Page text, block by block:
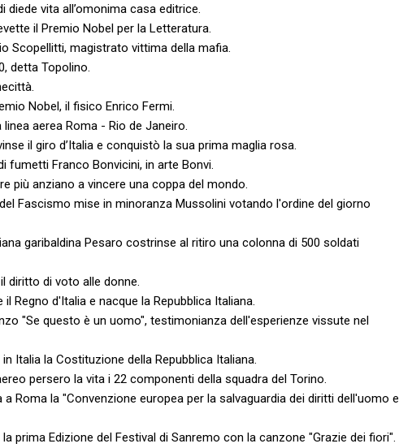
diede vita all’omonima casa editrice.
il Premio Nobel per la Letteratura.
Scopellitti, magistrato vittima della mafia.
detta Topolino.
Nobel, il fisico Enrico Fermi.
aerea Roma - Rio de Janeiro.
il giro d’Italia e conquistò la sua prima maglia rosa.
fumetti Franco Bonvicini, in arte Bonvi.
più anziano a vincere una coppa del mondo.
Fascismo mise in minoranza Mussolini votando l'ordine del giorno
garibaldina Pesaro costrinse al ritiro una colonna di 500 soldati
diritto di voto alle donne.
Regno d'Italia e nacque la Repubblica Italiana.
"Se questo è un uomo", testimonianza dell'esperienze vissute nel
Italia la Costituzione della Repubblica Italiana.
persero la vita i 22 componenti della squadra del Torino.
Roma la "Convenzione europea per la salvaguardia dei diritti dell'uomo e
prima Edizione del Festival di Sanremo con la canzone "Grazie dei fiori".